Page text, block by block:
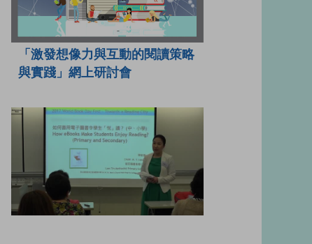
「激發想像力與互動的閱讀策略
與實踐」網上研討會